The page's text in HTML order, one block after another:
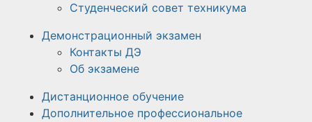
Студенческий совет техникума
Демонстрационный экзамен
Контакты ДЭ
Об экзамене
Дистанционное обучение
Дополнительное профессиональное